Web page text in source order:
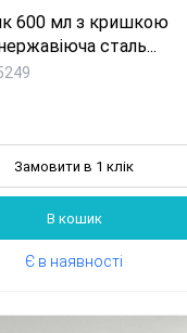
600 мл з кришкою
сталь...
Замовити в 1 клік
В кошик
Є в наявності